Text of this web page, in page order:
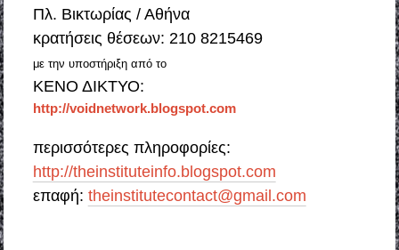
Πλ. Βικτωρίας / Αθήνα
κρατήσεις θέσεων: 210 8215469
με την υποστήριξη από το
ΚΕΝΟ ΔΙΚΤΥΟ:
http://voidnetwork.blogspot.com
περισσότερες πληροφορίες:
http://theinstituteinfo.blogspot.com
επαφή: theinstitutecontact@gmail.com